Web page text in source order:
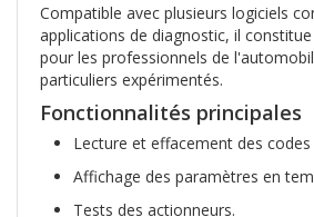
Compatible avec plusieurs logiciels
applications de diagnostic, il
pour les professionnels de
particuliers expérimentés.
Fonctionnalités principales
Lecture et effacement des
Affichage des paramètres en
Tests des actionneurs.